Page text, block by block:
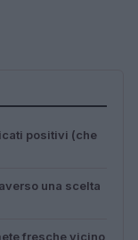
positivi (che
una scelta
fresche vicino